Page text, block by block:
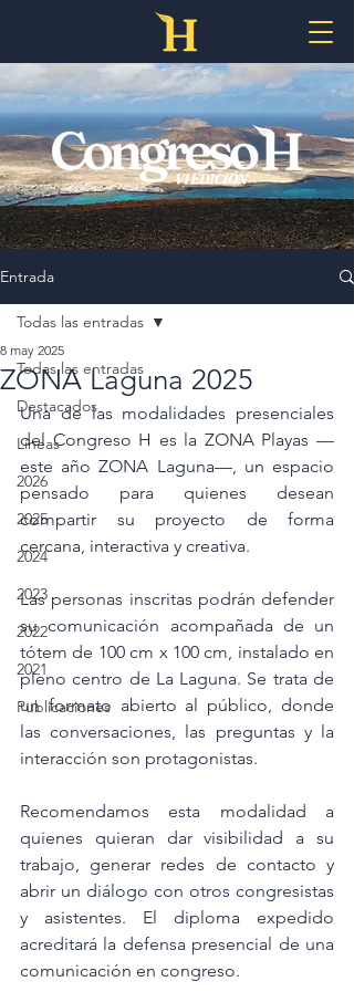
Entrada
Todas las entradas
Destacados
Líneas
2026
2025
2024
2023
2022
2021
Publicaciones
Todas las entradas
ZONA Laguna 2025
8 may 2025
Una de las modalidades presenciales
del Congreso H es la ZONA Playas —
este año ZONA Laguna—, un espacio
pensado para quienes desean
compartir su proyecto de forma
cercana, interactiva y creativa.
Las personas inscritas podrán defender
su comunicación acompañada de un
tótem de 100 cm x 100 cm, instalado en
pleno centro de La Laguna. Se trata de
un formato abierto al público, donde
las conversaciones, las preguntas y la
interacción son protagonistas.
Recomendamos esta modalidad a
quienes quieran dar visibilidad a su
trabajo, generar redes de contacto y
abrir un diálogo con otros congresistas
y asistentes. El diploma expedido
acreditará la defensa presencial de una
comunicación en congreso.